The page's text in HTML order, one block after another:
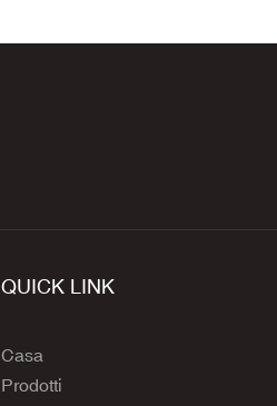
QUICK LINK
Casa
Prodotti